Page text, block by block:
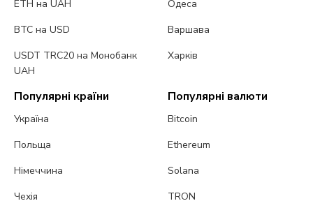
ETH на UAH
BTC на USD
USDT TRC20 на Монобанк
UAH
Одеса
Варшава
Харків
Популярні країни
Україна
Польща
Німеччина
Чехія
Популярні валюти
Bitcoin
Ethereum
Solana
TRON